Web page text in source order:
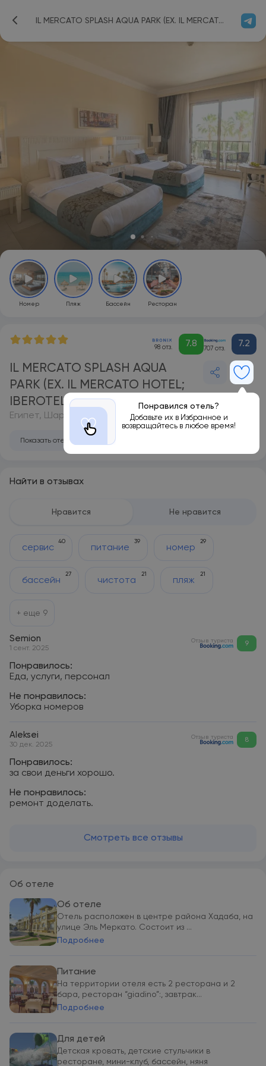
IL MERCATO SPLASH AQUA PARK (EX. IL MERCATO HOTEL; IBEROTEL IL MERCATO)
Номер Пляж Бассейн Ресторан
98 отз. 7.8 707 отз. 7.2
IL MERCATO SPLASH AQUA
PARK (EX. IL MERCATO HOTEL;
IBEROTEL IL MERCATO)Понравился отель?
Добавьте их в Избранное и
возвращайтесь в любое время!
Египет, Шарм-эль-Шейх
Показать отель на карте
Найти в отзывах
Нравится Не нравится
сервис
40
питание
39
номер
29
бассейн
27
чистота
21
пляж
21
+ еще 9
Semion
1 сент. 2025
Отзыв туриста 9
Понравилось:
Еда, услуги, персонал
Не понравилось:
Уборка номеров
Aleksei
30 дек. 2025
Отзыв туриста 8
Понравилось:
за свои деньги хорошо.
Не понравилось:
ремонт доделать.
Смотреть все отзывы
Об отеле
Об отеле
Отель расположен в центре района Хадаба, на
улице Эль Меркато. Состоит из ...
Подробнее
Питание
На территории отеля есть 2 ресторана и 2
бара, ресторан “giadino”:, завтрак...
Подробнее
Для детей
Детская кровать, детские стульчики в
ресторане, мини-клуб, бассейн, няня